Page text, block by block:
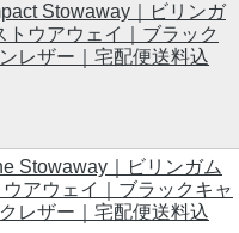
Stowaway｜ビリンガ
トウアウェイ｜ブラック
レザー｜宅配便送料込
Stowaway｜ビリンガム
アウェイ｜ブラックキャ
レザー｜宅配便送料込